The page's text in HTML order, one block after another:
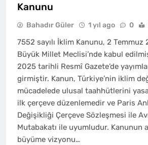
Kanunu
Bahadır Güler 1 yıl ago 0
7552 sayılı İklim Kanunu, 2 Temmuz
Büyük Millet Meclisi’nde kabul
2025 tarihli Resmî Gazete’de
girmiştir. Kanun, Türkiye’nin iklim
mücadelede ulusal taahhütlerini
ilk çerçeve düzenlemedir ve Paris
Değişikliği Çerçeve Sözleşmesi ile
Mutabakatı ile uyumludur. Kanunun
büyüme vizyonu…